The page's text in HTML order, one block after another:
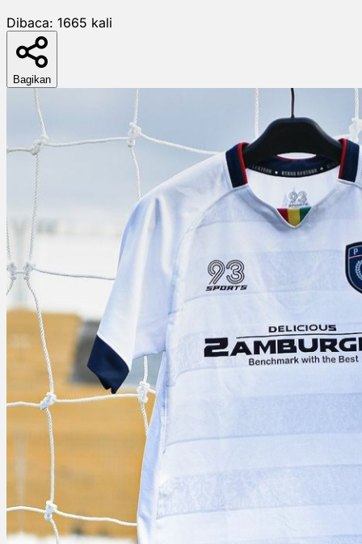
Dibaca: 1665 kali
Bagikan